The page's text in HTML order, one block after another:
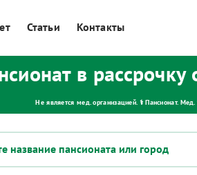
Статьи Контакты
в
Не является мед. организацией. ⚕ Пансионат. Мед.